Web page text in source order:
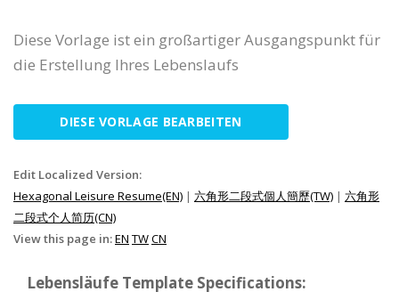
Diese Vorlage ist ein großartiger Ausgangspunkt für
die Erstellung Ihres Lebenslaufs
DIESE VORLAGE BEARBEITEN
Edit Localized Version:
Hexagonal Leisure Resume(EN) | 六角形二段式個人簡歷(TW) | 六角形
二段式个人简历(CN)
View this page in:EN TWCN
Lebensläufe Template Specifications: